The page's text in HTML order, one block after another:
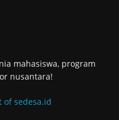
mahasiswa, program
nusantara!
of sedesa.id